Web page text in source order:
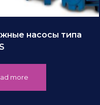
насосы типа
more